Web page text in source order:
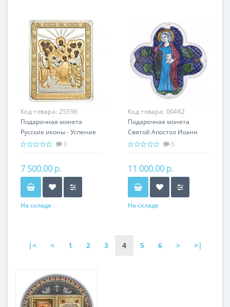
Код товара: 25396
Подарочная монета
Русские иконы - Успение
серебро 25.00 гр -
0
7 500.00 р.
На складе
Код товара: 00462
Подарочная монета
Святой Апостол Иоанн
Богослов серебро 31.10 гр
Христианство
0
11 000.00 р.
На складе
|< < 1 2 3 4 5 6 > >|